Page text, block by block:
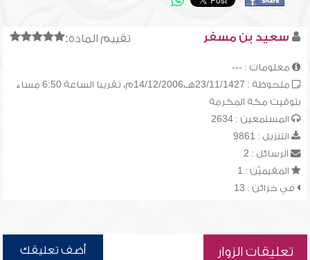
تقييم المادة: سعيد بن مسفر
معلومات : ---
ملحوظة : 23/11/1427هـ،14/12/2006م، تقريبا الساعة 6:50 مساء
بتوقيت مكة المكرمة
المستمعين : 2634
التنزيل : 9861
الرسائل : 2
المقيميّن : 1
في خزائن : 13
تعليقات الزوار أضف تعليقك